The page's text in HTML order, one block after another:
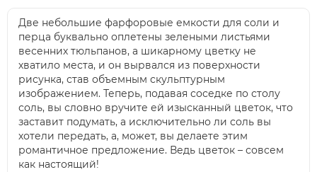
Две небольшие фарфоровые емкости для соли и
перца буквально оплетены зелеными листьями
весенних тюльпанов, а шикарному цветку не
хватило места, и он вырвался из поверхности
рисунка, став объемным скульптурным
изображением. Теперь, подавая соседке по столу
соль, вы словно вручите ей изысканный цветок, что
заставит подумать, а исключительно ли соль вы
хотели передать, а, может, вы делаете этим
романтичное предложение. Ведь цветок – совсем
как настоящий!